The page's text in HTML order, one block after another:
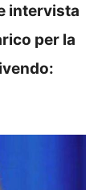
intervista
per la